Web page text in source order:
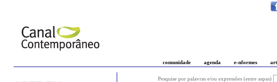
comunidade agenda e-nformes
Pesquise por palavras e/ou expressões (entre aspas)